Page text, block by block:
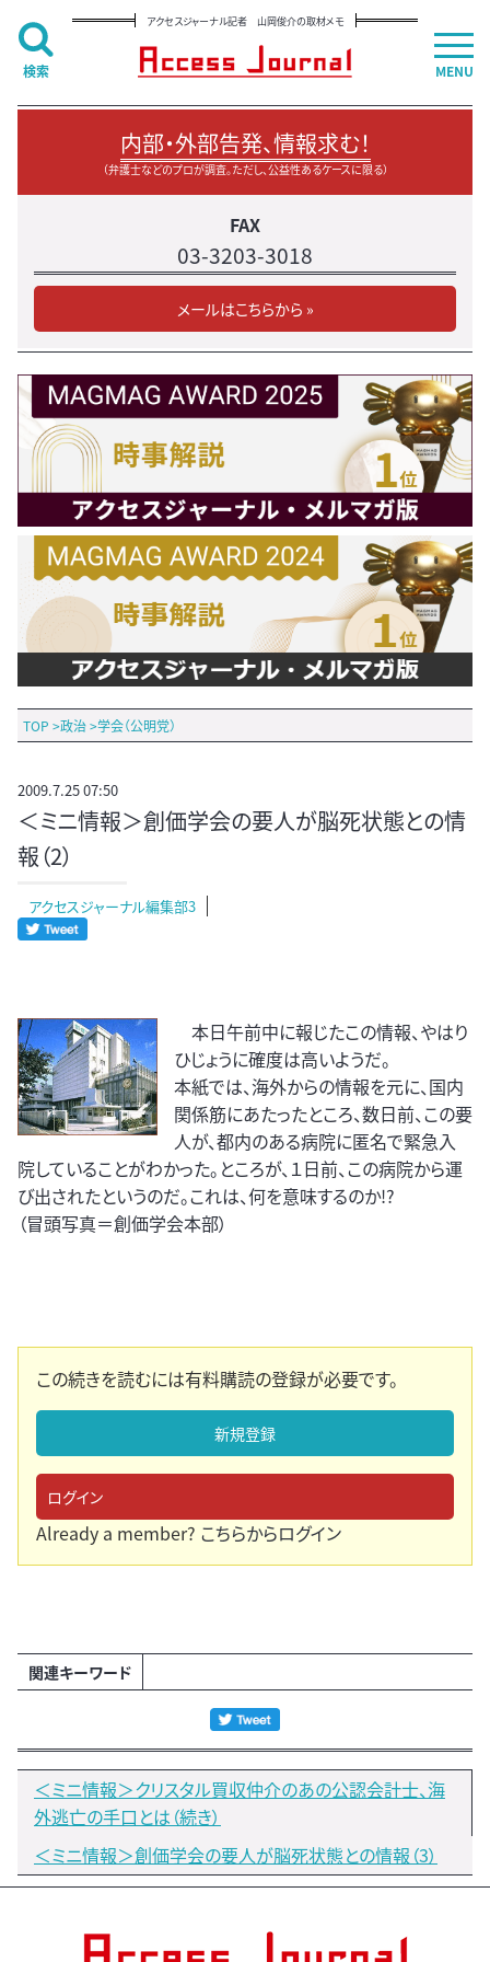
アクセスジャーナル記者 山岡俊介の取材メモ
内部・外部告発、情報求む！
（弁護士などのプロが調査。ただし、公益性あるケースに限る）
FAX
03-3203-3018
メールはこちらから »
TOP >政治>学会（公明党）
2009.7.25 07:50
＜ミニ情報＞創価学会の要人が脳死状態との情
報（2）
アクセスジャーナル編集部3
本日午前中に報じたこの情報、やはり
ひじょうに確度は高いようだ。
本紙では、海外からの情報を元に、国内
関係筋にあたったところ、数日前、この要
人が、都内のある病院に匿名で緊急入
院していることがわかった。ところが、１日前、この病院から運
び出されたというのだ。これは、何を意味するのか!?
（冒頭写真＝創価学会本部）
この続きを読むには有料購読の登録が必要です。
新規登録
ログイン
Already a member? こちらからログイン
関連キーワード
＜ミニ情報＞クリスタル買収仲介のあの公認会計士、海
外逃亡の手口とは（続き）
＜ミニ情報＞創価学会の要人が脳死状態との情報（3）
MENU
検索